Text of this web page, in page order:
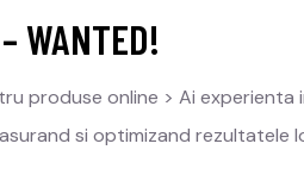
WANTED!
produse online > Ai experienta
si optimizand rezultatele